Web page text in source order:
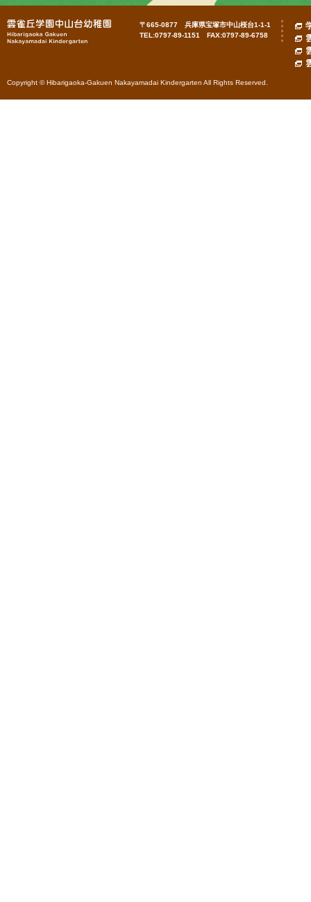
〒665-0877 兵庫県宝塚市中山桜台1-1-1
TEL:0797-89-1151 FAX:0797-89-6758
Copyright © Hibarigaoka-Gakuen Nakayamadai Kindergarten All Rights Reserved.